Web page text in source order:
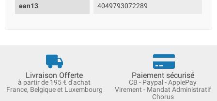
ean13 4049793072289
Livraison Offerte
à partir de 195 € d'achat
France, Belgique et Luxembourg
Paiement sécurisé
CB - Paypal - ApplePay
Virement - Mandat Administratif
Chorus